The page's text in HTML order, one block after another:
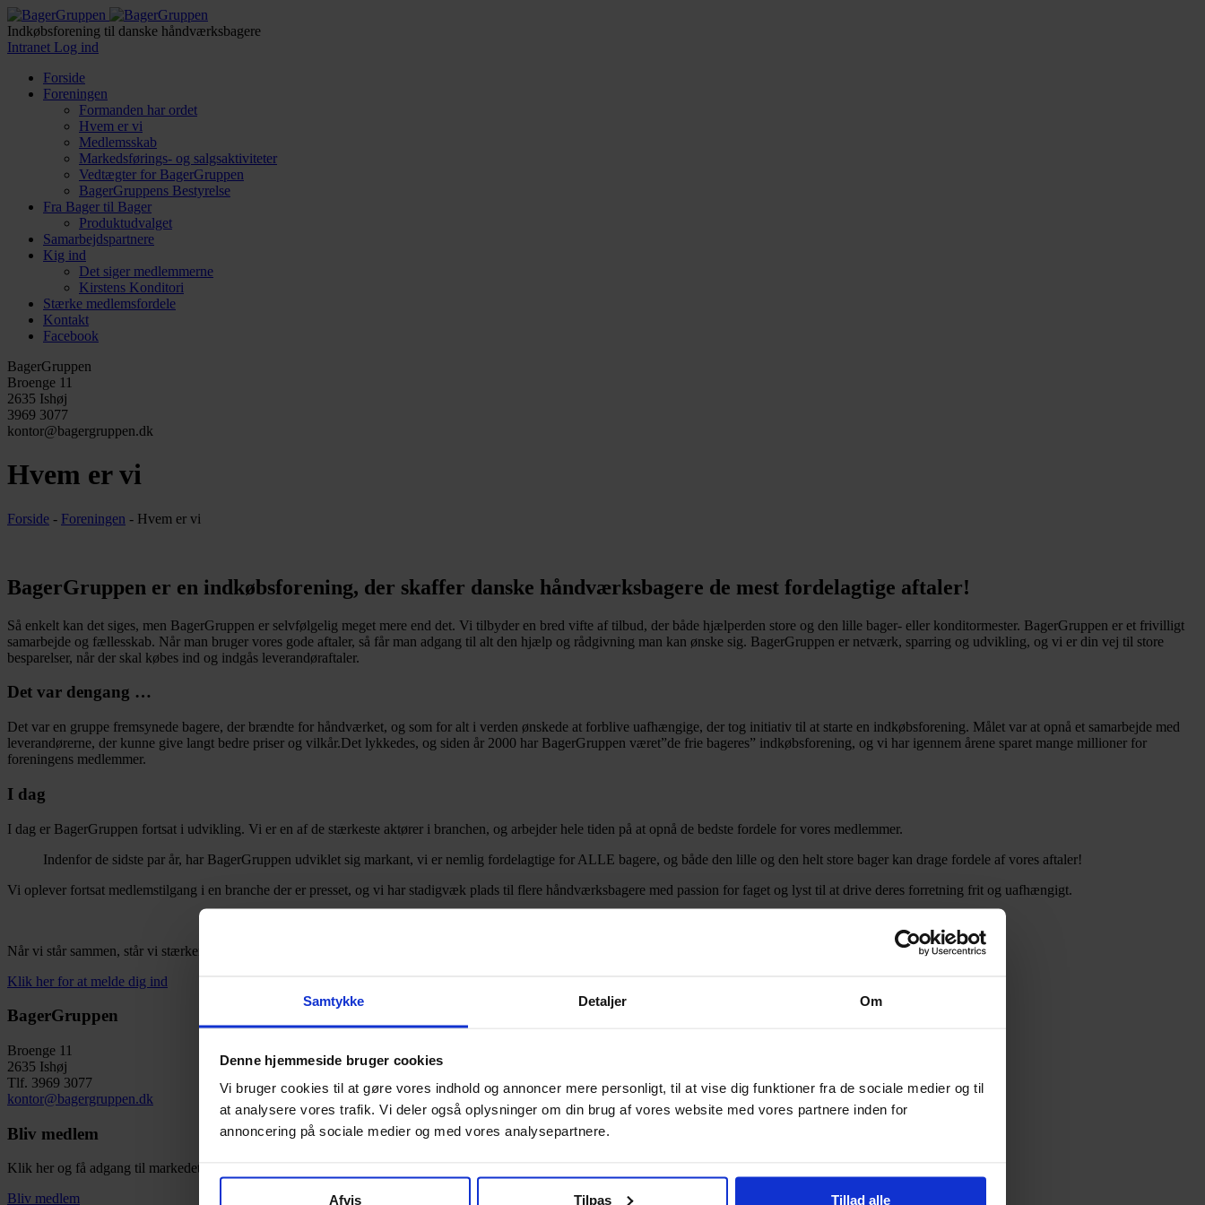
Samtykke Detaljer Om
Denne hjemmeside bruger cookies
Vi bruger cookies til at gøre vores indhold og annoncer mere personligt, til at vise dig funktioner fra de sociale medier og til
at analysere vores trafik. Vi deler også oplysninger om din brug af vores website med vores partnere inden for
annoncering på sociale medier og med vores analysepartnere.
Afvis Tilpas Tillad alle
Indkøbsforening til danske håndværksbagere
Intranet Log ind
Forside
Foreningen
Formanden har ordet
Hvem er vi
Medlemsskab
Markedsførings- og salgsaktiviteter
Vedtægter for BagerGruppen
BagerGruppens Bestyrelse
Fra Bager til Bager
Produktudvalget
Samarbejdspartnere
Kig ind
Det siger medlemmerne
Kirstens Konditori
Stærke medlemsfordele
Kontakt
Facebook
BagerGruppen
Broenge 11
2635 Ishøj
3969 3077
kontor@bagergruppen.dk
Hvem er vi
Forside - Foreningen - Hvem er vi
BagerGruppen er en indkøbsforening, der skaffer danske håndværksbagere de mest fordelagtige aftaler!
Så enkelt kan det siges, men BagerGruppen er selvfølgelig meget mere end det. Vi tilbyder en bred vifte af tilbud, der både hjælperden store og den lille bager- eller konditormester. BagerGruppen er et frivilligt
samarbejde og fællesskab. Når man bruger vores gode aftaler, så får man adgang til alt den hjælp og rådgivning man kan ønske sig. BagerGruppen er netværk, sparring og udvikling, og vi er din vej til store
besparelser, når der skal købes ind og indgås leverandøraftaler.
Det var dengang …
Det var en gruppe fremsynede bagere, der brændte for håndværket, og som for alt i verden ønskede at forblive uafhængige, der tog initiativ til at starte en indkøbsforening. Målet var at opnå et samarbejde med
leverandørerne, der kunne give langt bedre priser og vilkår.Det lykkedes, og siden år 2000 har BagerGruppen været”de frie bageres” indkøbsforening, og vi har igennem årene sparet mange millioner for
foreningens medlemmer.
I dag
I dag er BagerGruppen fortsat i udvikling. Vi er en af de stærkeste aktører i branchen, og arbejder hele tiden på at opnå de bedste fordele for vores medlemmer.
Indenfor de sidste par år, har BagerGruppen udviklet sig markant, vi er nemlig fordelagtige for ALLE bagere, og både den lille og den helt store bager kan drage fordele af vores aftaler!
Vi oplever fortsat medlemstilgang i en branche der er presset, og vi har stadigvæk plads til flere håndværksbagere med passion for faget og lyst til at drive deres forretning frit og uafhængigt.
Når vi står sammen, står vi stærkere…
Klik her for at melde dig ind
BagerGruppen
Broenge 11
2635 Ishøj
Tlf. 3969 3077
kontor@bagergruppen.dk
Bliv medlem
Klik her og få adgang til markedets bedste priser og rabatter igennem BagerGruppen.
Bliv medlem